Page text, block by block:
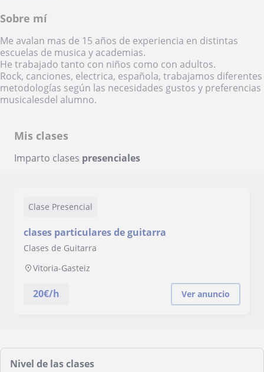
Sobre mí
Me avalan mas de 15 años de experiencia en distintas
escuelas de musica y academias.
He trabajado tanto con niños como con adultos.
Rock, canciones, electrica, española, trabajamos diferentes
metodologías según las necesidades gustos y preferencias
musicalesdel alumno.
Mis clases
Imparto clases presenciales
Clase Presencial
clases particulares de guitarra
Clases de Guitarra
Vitoria-Gasteiz
20€/h Ver anuncio
Nivel de las clases